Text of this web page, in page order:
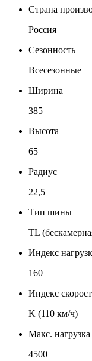
Страна
Россия
Сезонность
Всесезонные
Ширина
385
Высота
65
Радиус
22,5
Тип шины
TL
Индекс
160
Индекс
K (110 км/ч)
Макс.
4500